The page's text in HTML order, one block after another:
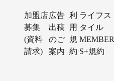
加盟店
募集
(資料
請求)
広告
出稿
のご
案内
利
用
規
約
ライフス
タイル
MEMBER
S+規約